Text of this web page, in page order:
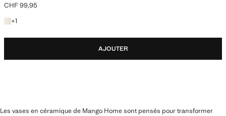
Prix actuel [CHF 99,95 ]
CHF 99,95
+1
+1 couleur
AJOUTER
Les vases en céramique de Mango Home sont pensés pour transformer